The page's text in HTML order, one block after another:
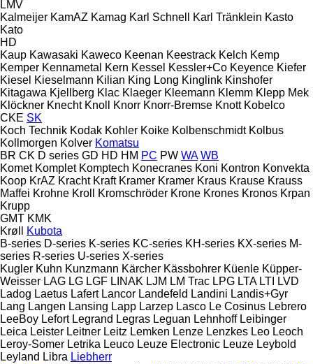
LMV
Kalmeijer KamAZ Kamag Karl Schnell Karl Tränklein Kasto
Kato
HD
Kaup Kawasaki Kaweco Keenan Keestrack Kelch Kemp
Kemper Kennametal Kern Kessel Kessler+Co Keyence Kiefer
Kiesel Kieselmann Kilian King Long Kinglink Kinshofer
Kitagawa Kjellberg Klac Klaeger Kleemann Klemm Klepp Mek
Klöckner Knecht Knoll Knorr Knorr-Bremse Knott Kobelco
CKE SK
Koch Technik Kodak Kohler Koike Kolbenschmidt Kolbus
Kollmorgen Kolver Komatsu
BR CK D series GD HD HM PC PW WA WB
Komet Komplet Komptech Konecranes Koni Kontron Konvekta
Koop KrAZ Kracht Kraft Kramer Kramer Kraus Krause Krauss
Maffei Krohne Kroll Kromschröder Krone Krones Kronos Krpan
Krupp
GMT KMK
Krøll
Kubota
B-series D-series K-series KC-series KH-series KX-series M-
series R-series U-series X-series
Kugler Kuhn Kunzmann Kärcher Kässbohrer Küenle Küpper-
Weisser LAG LG LGF LINAK LJM LM Trac LPG LTA LTI
LVD
Ladog Laetus Lafert Lancor Landefeld Landini Landis+Gyr
Lang Langen Lansing Lapp Larzep Lasco Le Cosinus Lebrero
LeeBoy Lefort Legrand Legras Leguan Lehnhoff Leibinger
Leica Leister Leitner Leitz Lemken Lenze Lenzkes Leo Leoch
Leroy-Somer Letrika Leuco Leuze Electronic Leuze Leybold
Leyland Libra Liebherr